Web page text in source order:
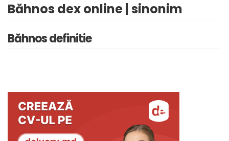
Băhnos dex online | sinonim
Băhnos definitie